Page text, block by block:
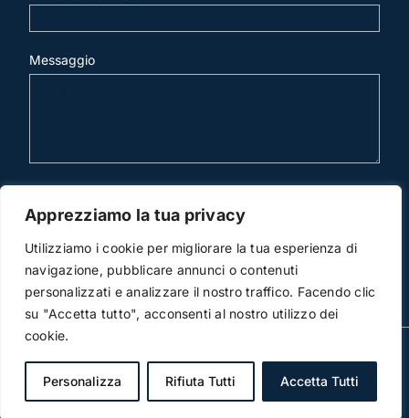
Apprezziamo la tua privacy
Utilizziamo i cookie per migliorare la tua esperienza di
navigazione, pubblicare annunci o contenuti
personalizzati e analizzare il nostro traffico. Facendo clic
su "Accetta tutto", acconsenti al nostro utilizzo dei
cookie.
Personalizza Rifiuta Tutti Accetta Tutti
Messaggio
invia mail
© Copyright 2012 -2026 | Studio Legale Scicchitano |
All Rights Reserved | Powered by3DWorks